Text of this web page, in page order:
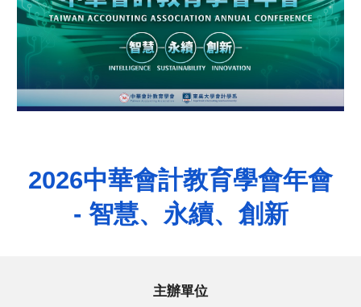
2026中華會計教育學會年會
- 智慧、永續、創新
主辦單位